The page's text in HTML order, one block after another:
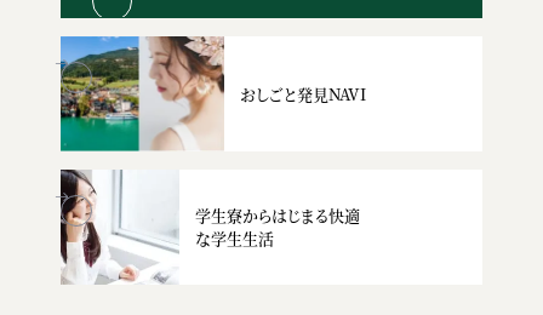
おしごと発見NAVI
学生寮からはじまる快適
な学生生活